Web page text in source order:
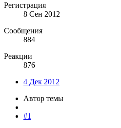
Регистрация
8 Сен 2012
Сообщения
884
Реакции
876
4 Дек 2012
Автор темы
#1